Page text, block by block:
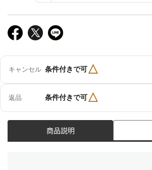
キャンセル 条件付きで可△
返品 条件付きで可△
商品説明